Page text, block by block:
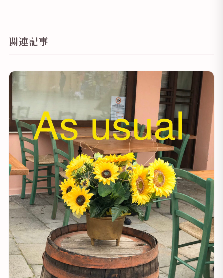
関連記事